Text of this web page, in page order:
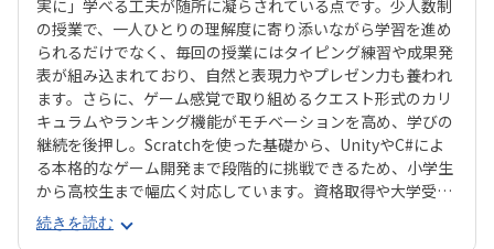
実に」学べる工夫が随所に凝らされている点です。少人数制
の授業で、一人ひとりの理解度に寄り添いながら学習を進め
られるだけでなく、毎回の授業にはタイピング練習や成果発
表が組み込まれており、自然と表現力やプレゼン力も養われ
ます。さらに、ゲーム感覚で取り組めるクエスト形式のカリ
キュラムやランキング機能がモチベーションを高め、学びの
継続を後押し。Scratchを使った基礎から、UnityやC#によ
る本格的なゲーム開発まで段階的に挑戦できるため、小学生
から高校生まで幅広く対応しています。資格取得や大学受験
対策にも直結する実践的な内容で、未来につながる確かなス
キルを身につけられるのが大きな魅力です。
続きを読む